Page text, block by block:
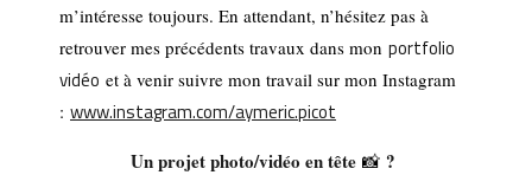
m’intéresse toujours. En attendant, n’hésitez pas à
retrouver mes précédents travaux dans mon portfolio
vidéo et à venir suivre mon travail sur mon Instagram
: www.instagram.com/aymeric.picot
Un projet photo/vidéo en tête 📸 ?